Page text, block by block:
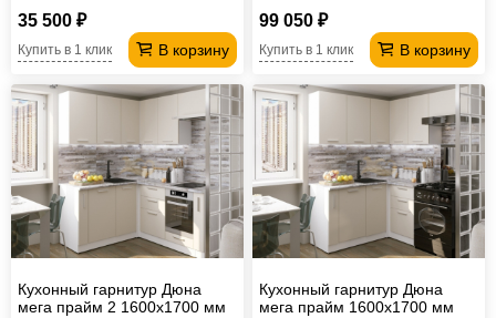
35 500 ₽
В корзину
Купить в 1 клик
99 050 ₽
В корзину
Купить в 1 клик
Кухонный гарнитур Дюна
мега прайм 2 1600х1700 мм
Кухонный гарнитур Дюна
мега прайм 1600х1700 мм